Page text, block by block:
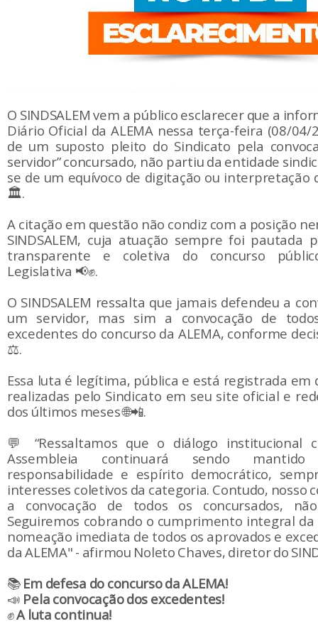
O SINDSALEM vem a público esclarecer que a
Diário Oficial da ALEMA nessa terça-feira (08/
de um suposto pleito do Sindicato pela
servidor” concursado, não partiu da entidade
se de um equívoco de digitação ou interpretação
🏛️.
A citação em questão não condiz com a posição
SINDSALEM, cuja atuação sempre foi pautada
transparente e coletiva do concurso
Legislativa 📢✊.
O SINDSALEM ressalta que jamais defendeu a
um servidor, mas sim a convocação de
excedentes do concurso da ALEMA, conforme
⚖️.
Essa luta é legítima, pública e está registrada em
realizadas pelo Sindicato em seu site oficial e
dos últimos meses 🌐📲.
💬 “Ressaltamos que o diálogo institucional
Assembleia continuará sendo
responsabilidade e espírito democrático,
interesses coletivos da categoria. Contudo, nosso
a convocação de todos os concursados,
Seguiremos cobrando o cumprimento integral da
nomeação imediata de todos os aprovados e
da ALEMA" - afirmou Noleto Chaves, diretor do
📚 Em defesa do concurso da ALEMA!
📣 Pela convocação dos excedentes!
✊A luta continua!